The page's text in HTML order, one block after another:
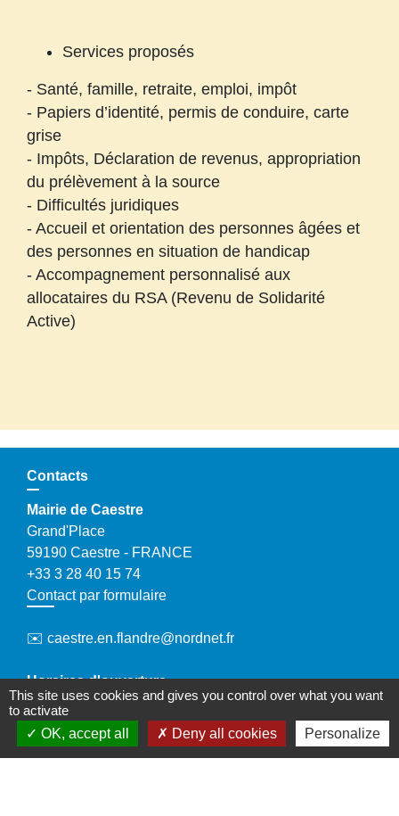
Services proposés
- Santé, famille, retraite, emploi, impôt
- Papiers d’identité, permis de conduire, carte
grise
- Impôts, Déclaration de revenus, appropriation
du prélèvement à la source
- Difficultés juridiques
- Accueil et orientation des personnes âgées et
des personnes en situation de handicap
- Accompagnement personnalisé aux
allocataires du RSA (Revenu de Solidarité
Active)
Contacts
Mairie de Caestre
Grand'Place
59190 Caestre - FRANCE
+33 3 28 40 15 74
Contact par formulaire
✉️ caestre.en.flandre@nordnet.fr
Horaires d'ouverture
Tous les jours : de 8h à 12h et de 15h30 à 17h30
Le samedi matin (sauf juillet et août) : de 9h à 12h
This site uses cookies and gives you control over what you want
to activate
OK, accept all
Deny all cookies Personalize